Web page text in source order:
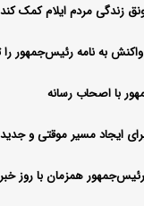
زندگی مردم ایلام کمک کند
واکنش به نامه رئیس‌جمهور
با اصحاب رسانه
ایجاد مسیر موقتی و
همزمان با روز